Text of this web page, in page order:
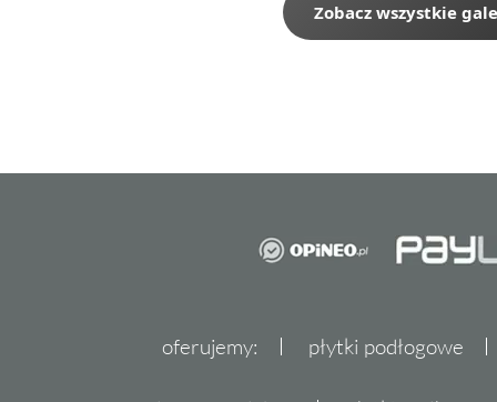
Zobacz wszystkie
oferujemy: płytki podłogowe